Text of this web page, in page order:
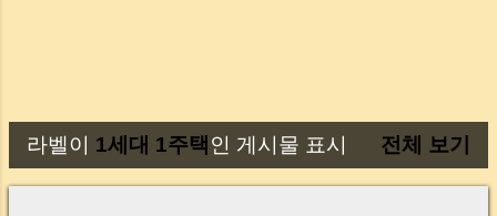
글
라벨이 1세대 1주택 인 게시물 표시 전체 보기